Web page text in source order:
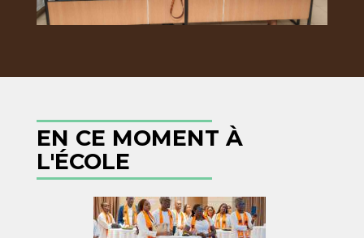
EN CE MOMENT À
L'ÉCOLE